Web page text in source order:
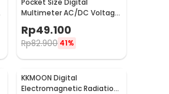
Pocket Size Digital
Multimeter AC/DC Voltage
Rp49.100
Rp82.900 41%
KKMOON Digital
Electromagnetic Radiation